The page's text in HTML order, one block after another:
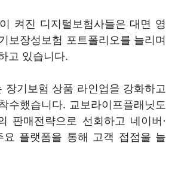
켜진 디지털보험사들은 대면 영
보장성보험 포트폴리오를 늘리며
고 있습니다.
장기보험 상품 라인업을 강화하고
수했습니다. 교보라이프플래닛도
판매전략으로 선회하고 네이버·
요 플랫폼을 통해 고객 접점을 늘